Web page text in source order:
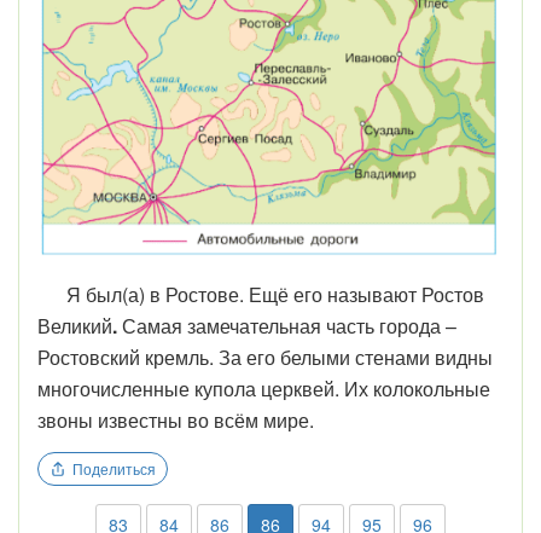
Я был(а) в Ростове. Ещё его называют Ростов
Великий.Самая замечательная часть города –
Ростовский кремль. За его белыми стенами видны
многочисленные купола церквей. Их колокольные
звоны известны во всём мире.
Поделиться
83 84 86 86 94 95 96